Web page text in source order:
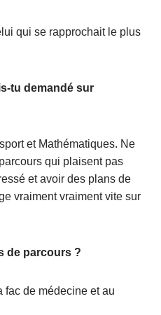
qui se rapprochait le plus
tu demandé sur
et Mathématiques. Ne
qui plaisent pas
et avoir des plans de
vraiment vraiment vite sur
de parcours ?
fac de médecine et au